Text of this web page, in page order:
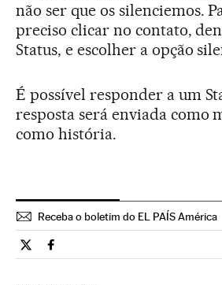
não ser que os silenciemos.
preciso clicar no contato,
Status, e escolher a opção
É possível responder a um
resposta será enviada como
como história.
Receba o boletim do EL PAÍS América
Tecnologia El País Brasil en Twitter
Tecnologia El País Brasil en